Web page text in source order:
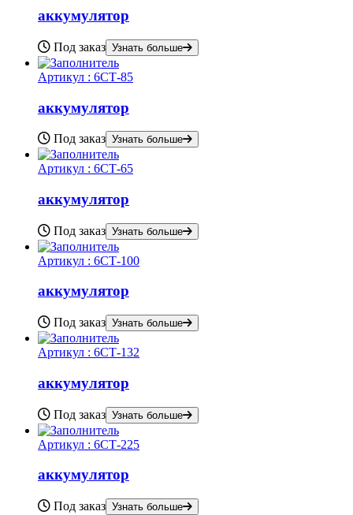
аккумулятор
Под заказ Узнать больше
Артикул : 6СТ-85
аккумулятор
Под заказ Узнать больше
Артикул : 6СТ-65
аккумулятор
Под заказ Узнать больше
Артикул : 6СТ-100
аккумулятор
Под заказ Узнать больше
Артикул : 6СТ-132
аккумулятор
Под заказ Узнать больше
Артикул : 6СТ-225
аккумулятор
Под заказ Узнать больше